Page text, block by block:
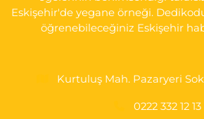
Eskişehir'de yegane örneği.
öğrenebileceğiniz Eskişehir
Kurtuluş Mah. Pazaryeri
0222 332 12 13